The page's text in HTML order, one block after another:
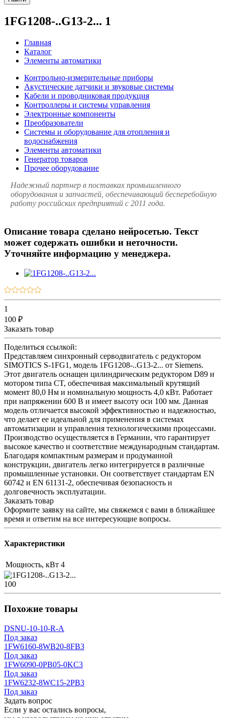
1FG1208-..G13-2... 1
Главная
Каталог
Элементы автоматики
Контрольно-измерительные приборы
Акустические датчики и звуковые системы
Кабели и проводниковая продукция
Контроллеры и системы управления
Электронные компоненты
Преобразователи
Системы и оборудование для отопления и
водоснабжения
Элементы автоматики
Генератор товаров
Прочее оборудование
Надежный партнер в поставках промышленного
оборудования и запчастей, обеспечивающий бесперебойную
работу российских предприятий с 2011 года.
Описание товара сделано нейросетью. Текст
может содержать ошибки и неточности.
Уточняйте информацию у менеджера.
1
100 ₽
Заказать товар
Поделиться ссылкой:
Представляем синхронный серводвигатель с редуктором
SIMOTICS S-1FG1, модель 1FG1208-..G13-2... от Siemens.
Этот двигатель оснащен цилиндрическим редуктором D89 и
мотором типа CT, обеспечивая максимальный крутящий
момент 80,0 Нм и номинальную мощность 4,0 кВт. Работает
при напряжении 600 В и имеет высоту оси 100 мм. Данная
модель отличается высокой эффективностью и надежностью,
что делает ее идеальной для применения в системах
автоматизации и управления технологическими процессами.
Производство осуществляется в Германии, что гарантирует
высокое качество и соответствие международным стандартам.
Благодаря компактным размерам и продуманной
конструкции, двигатель легко интегрируется в различные
промышленные установки. Он соответствует стандартам EN
60742 и EN 61131-2, обеспечивая безопасность и
долговечность эксплуатации.
Заказать товар
Оформите заявку на сайте, мы свяжемся с вами в ближайшее
время и ответим на все интересующие вопросы.
Характеристики
Мощность, кВт 4
100
Похожие товары
DSNU-10-10-R-A
Под заказ
1FW6160-8WB20-8FB3
Под заказ
1FW6090-0PB05-0KC3
Под заказ
1FW6232-8WC15-2PB3
Под заказ
Задать вопрос
Если у вас остались вопросы,